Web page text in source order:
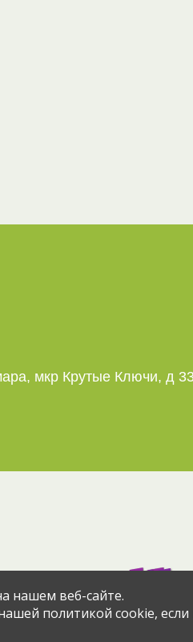
мкр Крутые Ключи, д
нашем веб-сайте.
политикой cookie,